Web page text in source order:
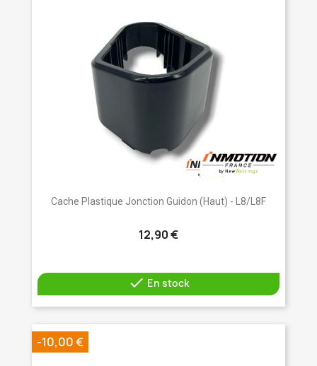
Cache Plastique Jonction Guidon (haut) - L8/L8F
12,90 €
 En stock
-10,00 €